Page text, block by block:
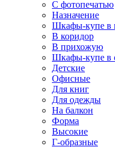
С фотопечатью
Назначение
Шкафы-купе в
В коридор
В прихожую
Шкафы-купе в
Детские
Офисные
Для книг
Для одежды
На балкон
Форма
Высокие
Г-образные